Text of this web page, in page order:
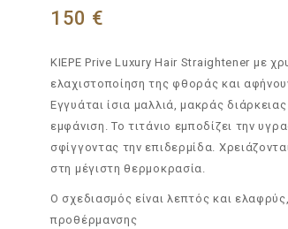
150 €
KIEPE Prive Luxury Hair Straightener με
ελαχιστοποίηση της φθοράς και
Εγγυάται ίσια μαλλιά, μακράς
εμφάνιση. Το τιτάνιο εμποδίζει την
σφίγγοντας την επιδερμίδα.
στη μέγιστη θερμοκρασία.
Ο σχεδιασμός είναι λεπτός και
προθέρμανσης